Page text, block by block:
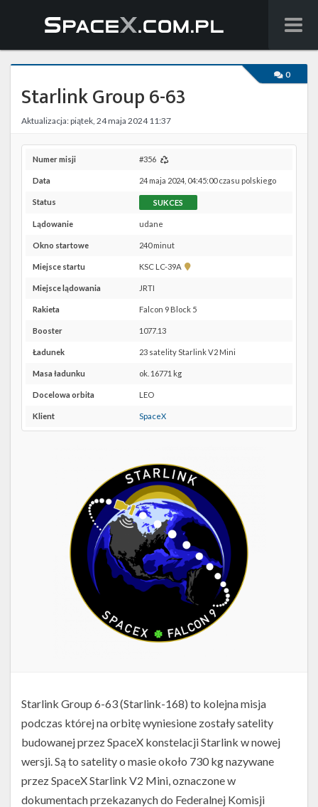
Wiadomości
Baza wiedzy
Starlink
Starship
Na żywo
Facebook
Kalendarze
0
Starlink Group 6-63
Aktualizacja: piątek, 24 maja 2024 11:37
Numer misji #356
Data 24 maja 2024, 04:45:00 czasu polskiego
Status SUKCES
Lądowanie udane
Okno startowe 240 minut
Miejsce startu KSC LC-39A
Pokaż
LC-
Maps
Miejsce lądowania JRTI
Rakieta Falcon 9 Block 5
Booster 1077.13
Ładunek 23 satelity Starlink V2 Mini
Masa ładunku ok. 16771 kg
Docelowa orbita LEO
Klient SpaceX
Starlink Group 6-63 (Starlink-168) to kolejna misja
podczas której na orbitę wyniesione zostały satelity
budowanej przez SpaceX konstelacji Starlink w nowej
wersji. Są to satelity o masie około 730 kg nazywane
przez SpaceX Starlink V2 Mini, oznaczone w
dokumentach przekazanych do Federalnej Komisji